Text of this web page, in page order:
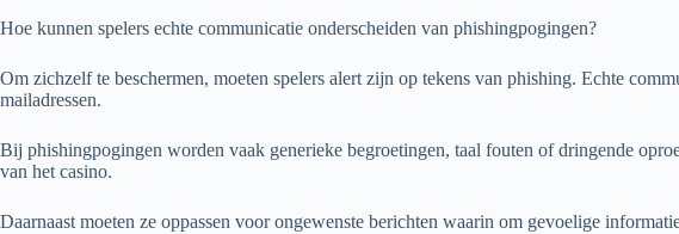
Hoe kunnen spelers echte communicatie onderscheiden van phishingpogingen?
Om zichzelf te beschermen, moeten spelers alert zijn op tekens van phishing. Echte
mailadressen.
Bij phishingpogingen worden vaak generieke begroetingen, taal fouten of dringende
van het casino.
Daarnaast moeten ze oppassen voor ongewenste berichten waarin om gevoelige